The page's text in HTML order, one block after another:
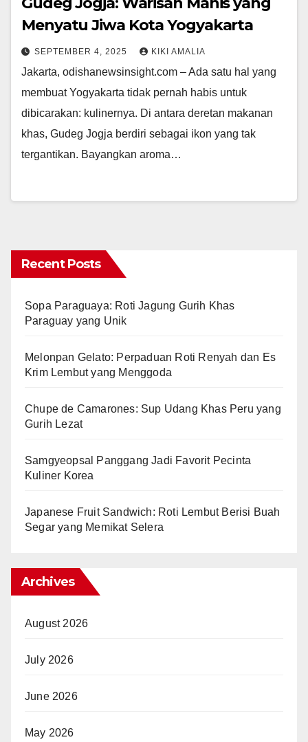
Menyatu Jiwa Kota Yogyakarta
SEPTEMBER 4, 2025 KIKI AMALIA
Jakarta, odishanewsinsight.com – Ada satu hal yang
membuat Yogyakarta tidak pernah habis untuk
dibicarakan: kulinernya. Di antara deretan makanan
khas, Gudeg Jogja berdiri sebagai ikon yang tak
tergantikan. Bayangkan aroma…
Recent Posts
Sopa Paraguaya: Roti Jagung Gurih Khas
Paraguay yang Unik
Melonpan Gelato: Perpaduan Roti Renyah dan Es
Krim Lembut yang Menggoda
Chupe de Camarones: Sup Udang Khas Peru yang
Gurih Lezat
Samgyeopsal Panggang Jadi Favorit Pecinta
Kuliner Korea
Japanese Fruit Sandwich: Roti Lembut Berisi Buah
Segar yang Memikat Selera
Archives
August 2026
July 2026
June 2026
May 2026